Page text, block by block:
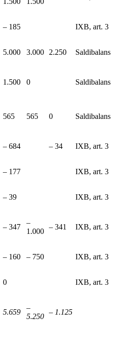
– 185 IXB, art. 3
5.000 3.000 2.250 Saldibalans
1.500 0 Saldibalans
565 565 0 Saldibalans
– 684 – 34 IXB, art. 3
– 177 IXB, art. 3
– 39 IXB, art. 3
– 347
–
1.000
– 341 IXB, art. 3
– 160 – 750 IXB, art. 3
0 IXB, art. 3
5.659
–
5.250
– 1.125